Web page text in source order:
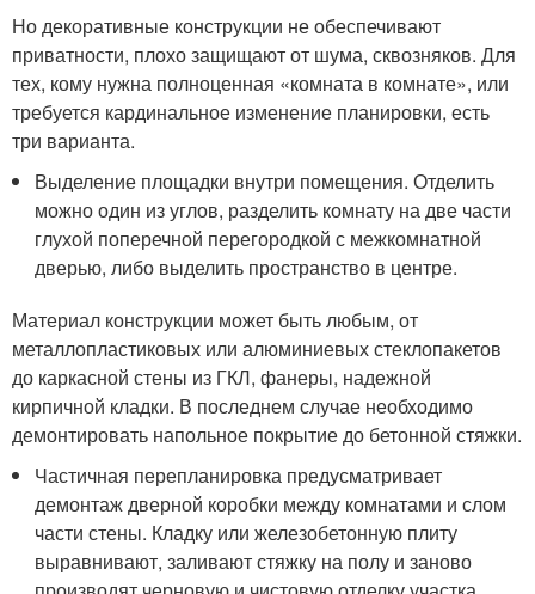
Но декоративные конструкции не обеспечивают
приватности, плохо защищают от шума, сквозняков. Для
тех, кому нужна полноценная «комната в комнате», или
требуется кардинальное изменение планировки, есть
три варианта.
Выделение площадки внутри помещения. Отделить
можно один из углов, разделить комнату на две части
глухой поперечной перегородкой с межкомнатной
дверью, либо выделить пространство в центре.
Материал конструкции может быть любым, от
металлопластиковых или алюминиевых стеклопакетов
до каркасной стены из ГКЛ, фанеры, надежной
кирпичной кладки. В последнем случае необходимо
демонтировать напольное покрытие до бетонной стяжки.
Частичная перепланировка предусматривает
демонтаж дверной коробки между комнатами и слом
части стены. Кладку или железобетонную плиту
выравнивают, заливают стяжку на полу и заново